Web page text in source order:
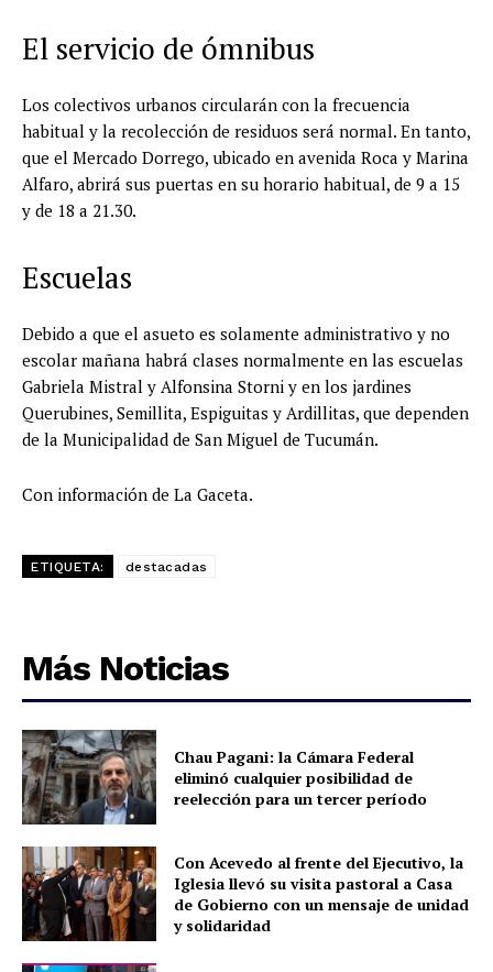
El servicio de ómnibus
Los colectivos urbanos circularán con la frecuencia
habitual y la recolección de residuos será normal. En tanto,
que el Mercado Dorrego, ubicado en avenida Roca y Marina
Alfaro, abrirá sus puertas en su horario habitual, de 9 a 15
y de 18 a 21.30.
Escuelas
Debido a que el asueto es solamente administrativo y no
escolar mañana habrá clases normalmente en las escuelas
Gabriela Mistral y Alfonsina Storni y en los jardines
Querubines, Semillita, Espiguitas y Ardillitas, que dependen
de la Municipalidad de San Miguel de Tucumán.
Con información de La Gaceta.
ETIQUETA: destacadas
Más Noticias
Chau Pagani: la Cámara Federal
eliminó cualquier posibilidad de
reelección para un tercer período
Con Acevedo al frente del Ejecutivo, la
Iglesia llevó su visita pastoral a Casa
de Gobierno con un mensaje de unidad
y solidaridad